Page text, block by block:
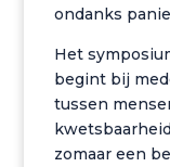
ondanks
Het
begint bij
tussen
zomaar een